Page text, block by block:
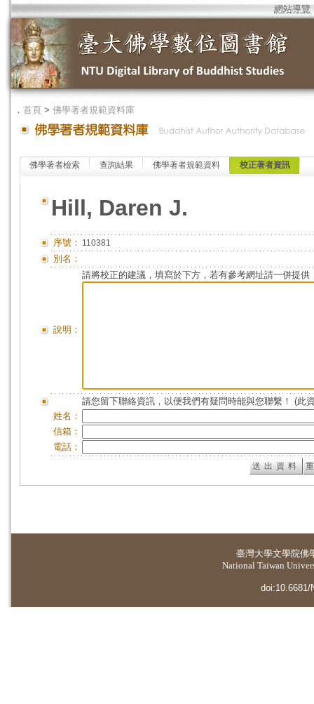
網站導覽
． 首頁 > 佛學著者規範資料庫
佛學著者檢索 查詢結果 佛學著者規範資料 校正著者資訊
Hill, Daren J.
序號： 110381
別名：
說明：
請將校正的建議，填寫於下方，若有參考網址請一併提供
請您留下聯絡資訊，以便我們有疑問時能與您聯繫！ (此
姓名：
信箱：
電話：
臺灣大學文學院佛
National Taiwan
doi:10.6681/